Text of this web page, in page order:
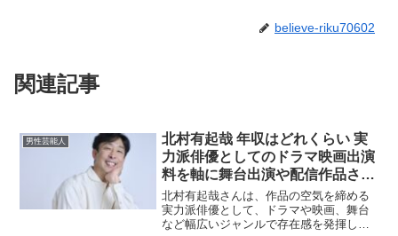
believe-riku70602
関連記事
男性芸能人
北村有起哉 年収はどれくらい 実
力派俳優としてのドラマ映画出演
料を軸に舞台出演や配信作品さら
にCMやナレーションまで収入源
を整理して推定年収レンジと安定
しやすい働き方のポイントを分か
北村有起哉さんは、作品の空気を締める
実力派俳優として、ドラマや映画、舞台
など幅広いジャンルで存在感を発揮して